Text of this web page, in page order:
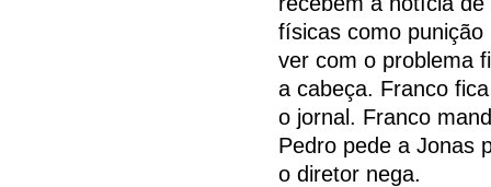
físicas como
ver com o problema
a cabeça. Franco
o jornal. Franco
Pedro pede a Jonas
o diretor nega.